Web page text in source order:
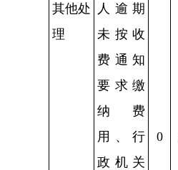
其他处
理
人逾期
未按收
费通知
要求缴
纳费
用、行
政机关
0